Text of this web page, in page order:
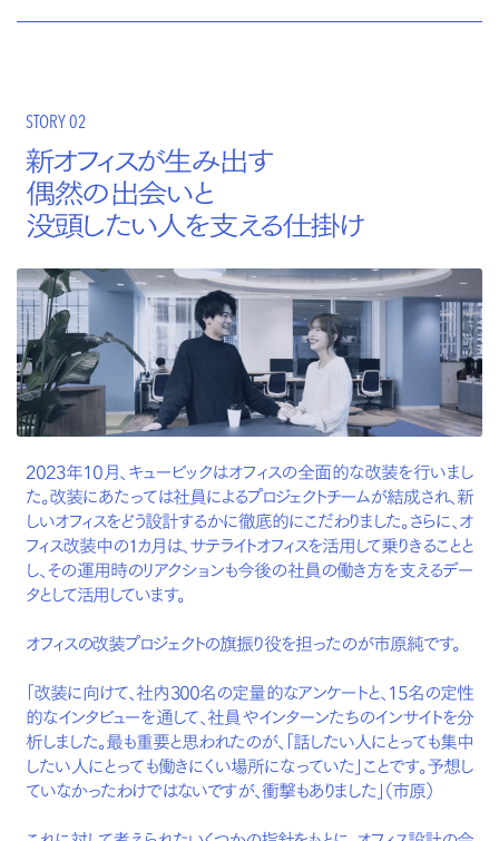
STORY 02
新オフィスが生み出す
偶然の出会いと
没頭したい人を支える仕掛け
2023年10月、キュービックはオフィスの全面的な改装を行いまし
た。改装にあたっては社員によるプロジェクトチームが結成され、新
しいオフィスをどう設計するかに徹底的にこだわりました。さらに、オ
フィス改装中の１カ月は、サテライトオフィスを活用して乗りきることと
し、その運用時のリアクションも今後の社員の働き方を支えるデー
タとして活用しています。
オフィスの改装プロジェクトの旗振り役を担ったのが市原純です。
「改装に向けて、社内300名の定量的なアンケートと、15名の定性
的なインタビューを通して、社員やインターンたちのインサイトを分
析しました。最も重要と思われたのが、「話したい人にとっても集中
したい人にとっても働きにくい場所になっていた」ことです。予想し
ていなかったわけではないですが、衝撃もありました」（市原）